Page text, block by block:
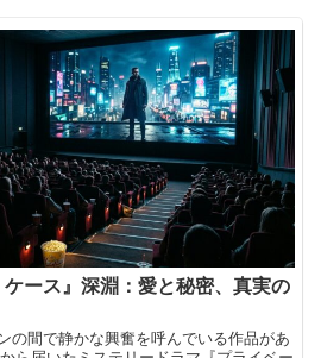
ース』深淵：愛と秘密、真実の
の間で静かな興奮を呼んでいる作品があ